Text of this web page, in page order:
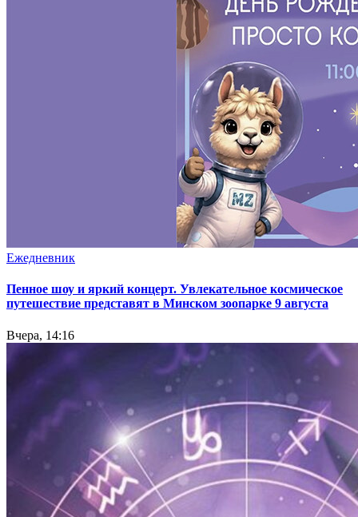
Ежедневник
Пенное шоу и яркий концерт. Увлекательное космическое
путешествие представят в Минском зоопарке 9 августа
Вчера, 14:16